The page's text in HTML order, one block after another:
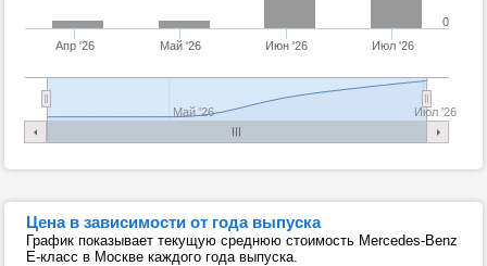
Апр '26 Май '26 Июн '26 Июл '26
Май '26 Июл '26
0
Цена в зависимости от года выпуска
График показывает текущую среднюю стоимость Mercedes-Benz
E-класс в Москве каждого года выпуска.